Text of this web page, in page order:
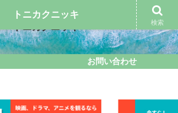
お問い合わせ
トニカクニッキ
検索